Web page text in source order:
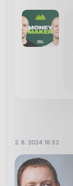
2. 6. 2024 18:32